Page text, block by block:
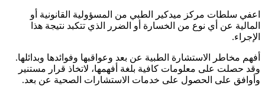
اعفي سلطات مركز ميدكير الطبي من المسؤولية القانونية أو
المالية عن أي نوع من الخسارة أو الضرر الذي تتكبد نتيجة هذا
الإجراء.
أفهم مخاطر الاستشارة الطبية عن بعد وعواقبها وفوائدها وبدائلها.
وقد حصلت على معلومات كافية بلغة أفهمها، لاتخاذ قرار مستنير
وأوافق على الحصول على خدمات الاستشارات الصحية عن بعد.